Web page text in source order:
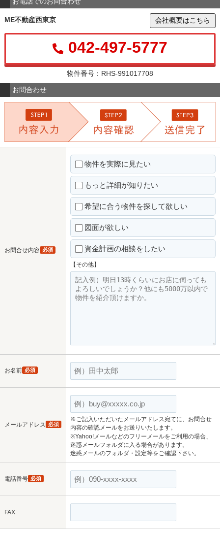
ME不動産西東京 会社概要はこちら
042-497-5777
物件番号：RHS-991017708
お問合わせ
お問合せ内容 必須
物件を実際に見たい
もっと詳細が知りたい
希望に合う物件を探して欲しい
図面が欲しい
資金計画の相談をしたい
【その他】
お名前 必須
メールアドレス 必須
※ご記入いただいたメールアドレス宛てに、お問合せ
内容の確認メールをお送りいたします。
※Yahoo!メールなどのフリーメールをご利用の場合、
迷惑メールフォルダに入る場合があります。
迷惑メールのフォルダ・設定等をご確認下さい。
電話番号 必須
FAX